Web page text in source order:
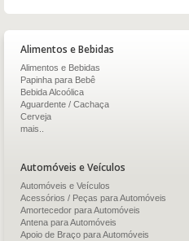
Alimentos e Bebidas
Alimentos e Bebidas
Papinha para Bebê
Bebida Alcoólica
Aguardente / Cachaça
Cerveja
mais..
Automóveis e Veículos
Automóveis e Veículos
Acessórios / Peças para Automóveis
Amortecedor para Automóveis
Antena para Automóveis
Apoio de Braço para Automóveis